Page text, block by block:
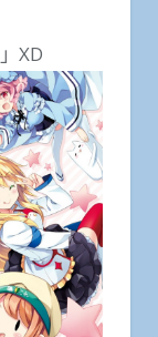
XD